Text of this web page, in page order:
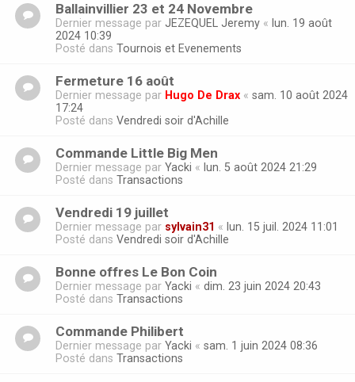
Ballainvillier 23 et 24 Novembre
Dernier message par JEZEQUEL Jeremy « lun. 19 août
2024 10:39
Posté dans Tournois et Evenements
Fermeture 16 août
Dernier message par Hugo De Drax « sam. 10 août 2024
17:24
Posté dans Vendredi soir d'Achille
Commande Little Big Men
Dernier message par Yacki « lun. 5 août 2024 21:29
Posté dans Transactions
Vendredi 19 juillet
Dernier message par sylvain31 « lun. 15 juil. 2024 11:01
Posté dans Vendredi soir d'Achille
Bonne offres Le Bon Coin
Dernier message par Yacki « dim. 23 juin 2024 20:43
Posté dans Transactions
Commande Philibert
Dernier message par Yacki « sam. 1 juin 2024 08:36
Posté dans Transactions